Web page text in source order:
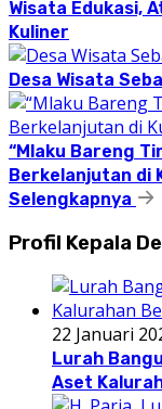
Wisata Edukasi,
Kuliner
Desa Wisata
“Mlaku Bareng
Berkelanjutan di
Selengkapnya
Profil Kepala
22 Januari
Lurah
Aset